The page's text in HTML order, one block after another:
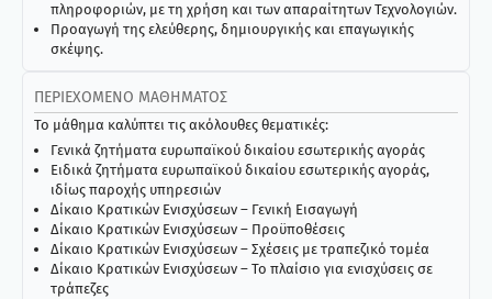
πληροφοριών, με τη χρήση και των απαραίτητων Τεχνολογιών.
Προαγωγή της ελεύθερης, δημιουργικής και επαγωγικής
σκέψης.
ΠΕΡΙΕΧΌΜΕΝΟ ΜΑΘΉΜΑΤΟΣ
Το μάθημα καλύπτει τις ακόλουθες θεματικές:
Γενικά ζητήματα ευρωπαϊκού δικαίου εσωτερικής αγοράς
Ειδικά ζητήματα ευρωπαϊκού δικαίου εσωτερικής αγοράς,
ιδίως παροχής υπηρεσιών
Δίκαιο Κρατικών Ενισχύσεων – Γενική Εισαγωγή
Δίκαιο Κρατικών Ενισχύσεων – Προϋποθέσεις
Δίκαιο Κρατικών Ενισχύσεων – Σχέσεις με τραπεζικό τομέα
Δίκαιο Κρατικών Ενισχύσεων – Το πλαίσιο για ενισχύσεις σε
τράπεζες